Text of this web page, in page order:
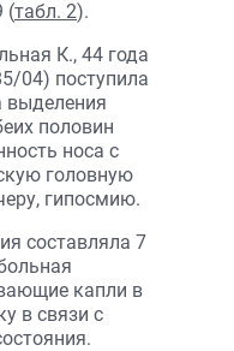
(табл. 2).
К., 44 года
04) поступила
выделения
половин
носа с
голов­ную
гипосмию.
составляла 7
капли в
в связи с